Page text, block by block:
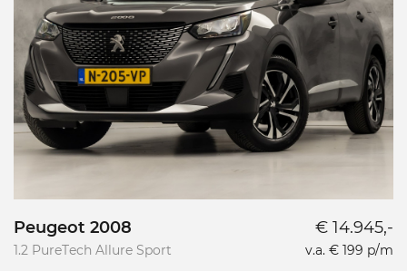
Peugeot 2008
1.2 PureTech Allure Sport
€ 14.945,-
v.a. € 199 p/m